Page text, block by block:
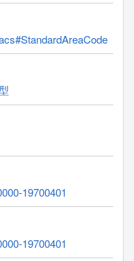
19700401
19700401